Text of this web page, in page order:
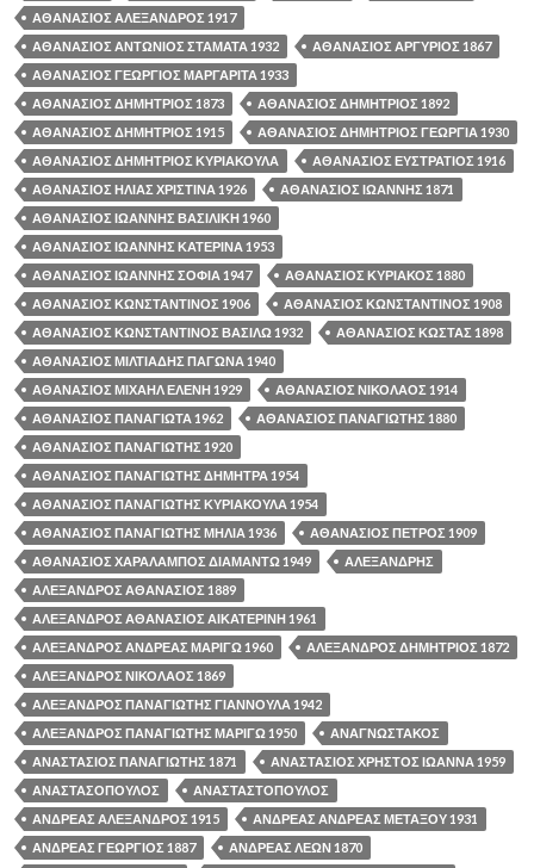
ΑΘΑΝΑΣΙΟΣ ΑΛΕΞΑΝΔΡΟΣ 1917
ΑΘΑΝΑΣΙΟΣ ΑΝΤΩΝΙΟΣ ΣΤΑΜΑΤΑ 1932
ΑΘΑΝΑΣΙΟΣ ΑΡΓΥΡΙΟΣ 1867
ΑΘΑΝΑΣΙΟΣ ΓΕΩΡΓΙΟΣ ΜΑΡΓΑΡΙΤΑ 1933
ΑΘΑΝΑΣΙΟΣ ΔΗΜΗΤΡΙΟΣ 1873
ΑΘΑΝΑΣΙΟΣ ΔΗΜΗΤΡΙΟΣ 1892
ΑΘΑΝΑΣΙΟΣ ΔΗΜΗΤΡΙΟΣ 1915
ΑΘΑΝΑΣΙΟΣ ΔΗΜΗΤΡΙΟΣ ΓΕΩΡΓΙΑ 1930
ΑΘΑΝΑΣΙΟΣ ΔΗΜΗΤΡΙΟΣ ΚΥΡΙΑΚΟΥΛΑ
ΑΘΑΝΑΣΙΟΣ ΕΥΣΤΡΑΤΙΟΣ 1916
ΑΘΑΝΑΣΙΟΣ ΗΛΙΑΣ ΧΡΙΣΤΙΝΑ 1926
ΑΘΑΝΑΣΙΟΣ ΙΩΑΝΝΗΣ 1871
ΑΘΑΝΑΣΙΟΣ ΙΩΑΝΝΗΣ ΒΑΣΙΛΙΚΗ 1960
ΑΘΑΝΑΣΙΟΣ ΙΩΑΝΝΗΣ ΚΑΤΕΡΙΝΑ 1953
ΑΘΑΝΑΣΙΟΣ ΙΩΑΝΝΗΣ ΣΟΦΙΑ 1947
ΑΘΑΝΑΣΙΟΣ ΚΥΡΙΑΚΟΣ 1880
ΑΘΑΝΑΣΙΟΣ ΚΩΝΣΤΑΝΤΙΝΟΣ 1906
ΑΘΑΝΑΣΙΟΣ ΚΩΝΣΤΑΝΤΙΝΟΣ 1908
ΑΘΑΝΑΣΙΟΣ ΚΩΝΣΤΑΝΤΙΝΟΣ ΒΑΣΙΛΩ 1932
ΑΘΑΝΑΣΙΟΣ ΚΩΣΤΑΣ 1898
ΑΘΑΝΑΣΙΟΣ ΜΙΛΤΙΑΔΗΣ ΠΑΓΩΝΑ 1940
ΑΘΑΝΑΣΙΟΣ ΜΙΧΑΗΛ ΕΛΕΝΗ 1929
ΑΘΑΝΑΣΙΟΣ ΝΙΚΟΛΑΟΣ 1914
ΑΘΑΝΑΣΙΟΣ ΠΑΝΑΓΙΩΤΑ 1962
ΑΘΑΝΑΣΙΟΣ ΠΑΝΑΓΙΩΤΗΣ 1880
ΑΘΑΝΑΣΙΟΣ ΠΑΝΑΓΙΩΤΗΣ 1920
ΑΘΑΝΑΣΙΟΣ ΠΑΝΑΓΙΩΤΗΣ ΔΗΜΗΤΡΑ 1954
ΑΘΑΝΑΣΙΟΣ ΠΑΝΑΓΙΩΤΗΣ ΚΥΡΙΑΚΟΥΛΑ 1954
ΑΘΑΝΑΣΙΟΣ ΠΑΝΑΓΙΩΤΗΣ ΜΗΛΙΑ 1936
ΑΘΑΝΑΣΙΟΣ ΠΕΤΡΟΣ 1909
ΑΘΑΝΑΣΙΟΣ ΧΑΡΑΛΑΜΠΟΣ ΔΙΑΜΑΝΤΩ 1949
ΑΛΕΞΑΝΔΡΗΣ
ΑΛΕΞΑΝΔΡΟΣ ΑΘΑΝΑΣΙΟΣ 1889
ΑΛΕΞΑΝΔΡΟΣ ΑΘΑΝΑΣΙΟΣ ΑΙΚΑΤΕΡΙΝΗ 1961
ΑΛΕΞΑΝΔΡΟΣ ΑΝΔΡΕΑΣ ΜΑΡΙΓΩ 1960
ΑΛΕΞΑΝΔΡΟΣ ΔΗΜΗΤΡΙΟΣ 1872
ΑΛΕΞΑΝΔΡΟΣ ΝΙΚΟΛΑΟΣ 1869
ΑΛΕΞΑΝΔΡΟΣ ΠΑΝΑΓΙΩΤΗΣ ΓΙΑΝΝΟΥΛΑ 1942
ΑΛΕΞΑΝΔΡΟΣ ΠΑΝΑΓΙΩΤΗΣ ΜΑΡΙΓΩ 1950
ΑΝΑΓΝΩΣΤΑΚΟΣ
ΑΝΑΣΤΑΣΙΟΣ ΠΑΝΑΓΙΩΤΗΣ 1871
ΑΝΑΣΤΑΣΙΟΣ ΧΡΗΣΤΟΣ ΙΩΑΝΝΑ 1959
ΑΝΑΣΤΑΣΟΠΟΥΛΟΣ
ΑΝΑΣΤΑΣΤΟΠΟΥΛΟΣ
ΑΝΔΡΕΑΣ ΑΛΕΞΑΝΔΡΟΣ 1915
ΑΝΔΡΕΑΣ ΑΝΔΡΕΑΣ ΜΕΤΑΞΟΥ 1931
ΑΝΔΡΕΑΣ ΓΕΩΡΓΙΟΣ 1887
ΑΝΔΡΕΑΣ ΛΕΩΝ 1870